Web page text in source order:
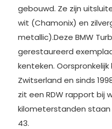
gebouwd. Ze zijn
wit (Chamonix) en
metallic).Deze BMW
gerestaureerd
kenteken.
Zwitserland en sinds
zit een RDW rapport bij
kilometerstanden
43.